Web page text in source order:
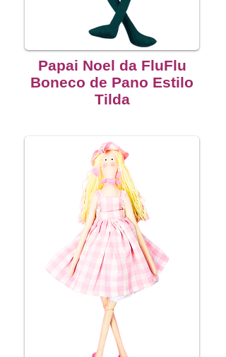
Papai Noel da FluFlu
Boneco de Pano Estilo
Tilda